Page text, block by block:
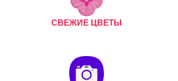
СВЕЖИЕ ЦВЕТЫ